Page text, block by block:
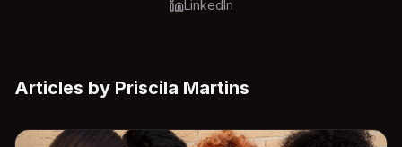
LinkedIn
Articles by Priscila Martins